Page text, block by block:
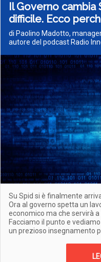
Il Governo cambia
difficile. Ecco
di Paolino Madotto,
autore del podcast Radio
Su Spid si è finalmente
Ora al governo spetta un
economico ma che servirà a
Facciamo il punto e
un prezioso insegnamento